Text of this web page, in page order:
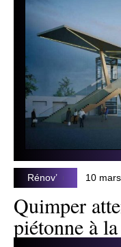
Rénov’ 10
Quimper
piétonne à